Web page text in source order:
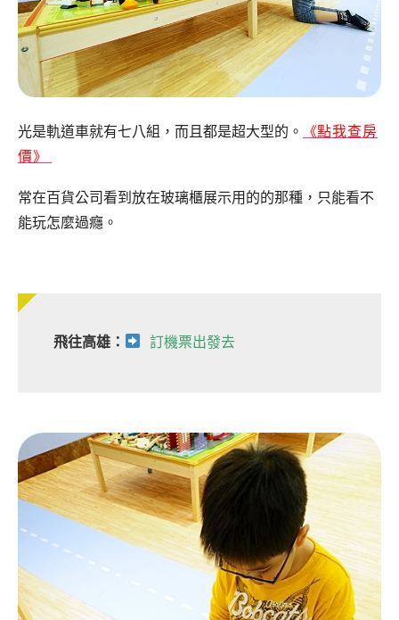
光是軌道車就有七八組，而且都是超大型的。 《點我查房
價》
常在百貨公司看到放在玻璃櫃展示用的的那種，只能看不
能玩怎麼過癮。
飛往高雄： 訂機票出發去